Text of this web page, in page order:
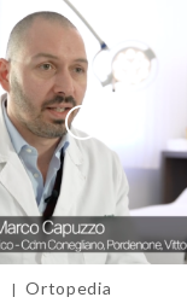
| Ortopedia